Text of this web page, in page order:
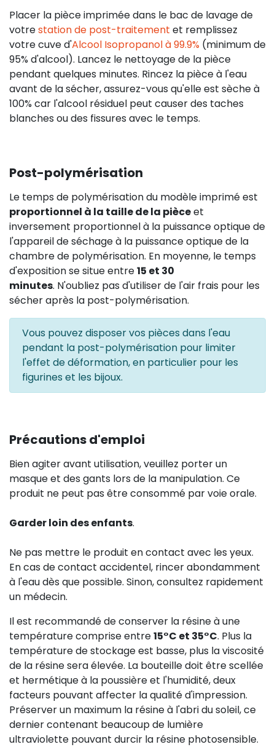
Placer la pièce imprimée dans le bac de lavage de
votrestation de post-traitement et remplissez
votre cuve d'Alcool Isopropanol à 99.9% (minimum de
95% d'alcool). Lancez le nettoyage de la pièce
pendant quelques minutes. Rincez la pièce à l'eau
avant de la sécher, assurez-vous qu'elle est sèche à
100% car l'alcool résiduel peut causer des taches
blanches ou des fissures avec le temps.
Post-polymérisation
Le temps de polymérisation du modèle imprimé est
proportionnel à la taille de la pièceet
inversement proportionnel à la puissance optique de
l'appareil de séchage à la puissance optique de la
chambre de polymérisation. En moyenne, le temps
d'exposition se situe entre15 et 30
minutes. N'oubliez pas d'utiliser de l'air frais pour les
sécher après la post-polymérisation.
Vous pouvez disposer vos pièces dans l'eau
pendant la post-polymérisation pour limiter
l'effet de déformation, en particulier pour les
figurines et les bijoux.
Précautions d'emploi
Bien agiter avant utilisation, veuillez porter un
masque et des gants lors de la manipulation. Ce
produit ne peut pas être consommé par voie orale.
Garder loin des enfants.
Ne pas mettre le produit en contact avec les yeux.
En cas de contact accidentel, rincer abondamment
à l'eau dès que possible. Sinon, consultez rapidement
un médecin.
Il est recommandé de conserver la résine à une
température comprise entre15°C et 35°C. Plus la
température de stockage est basse, plus la viscosité
de la résine sera élevée. La bouteille doit être scellée
et hermétique à la poussière et l'humidité, deux
facteurs pouvant affecter la qualité d'impression.
Préserver un maximum la résine à l'abri du soleil, ce
dernier contenant beaucoup de lumière
ultraviolette pouvant durcir la résine photosensible.